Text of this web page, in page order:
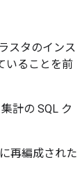
スタのインス
いることを前
計の SQL ク
再編成された